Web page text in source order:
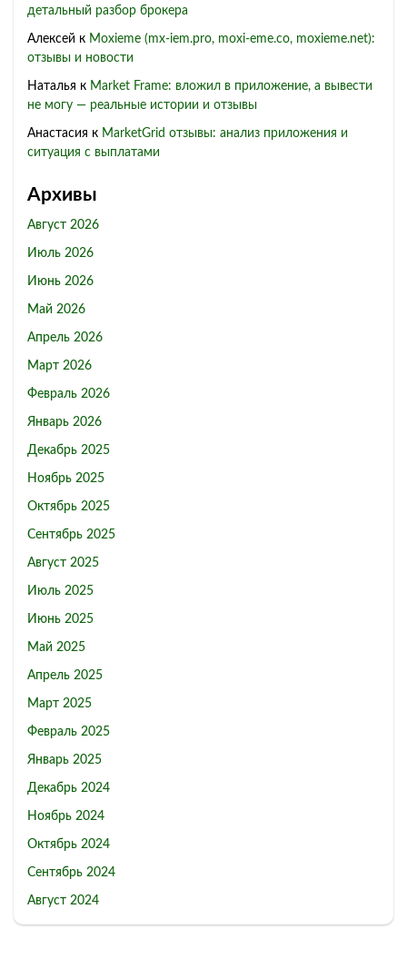
детальный разбор брокера
Алексей к Moxieme (mx-iem.pro, moxi-eme.co, moxieme.net):
отзывы и новости
Наталья к Market Frame: вложил в приложение, а вывести
не могу — реальные истории и отзывы
Анастасия к MarketGrid отзывы: анализ приложения и
ситуация с выплатами
Архивы
Август 2026
Июль 2026
Июнь 2026
Май 2026
Апрель 2026
Март 2026
Февраль 2026
Январь 2026
Декабрь 2025
Ноябрь 2025
Октябрь 2025
Сентябрь 2025
Август 2025
Июль 2025
Июнь 2025
Май 2025
Апрель 2025
Март 2025
Февраль 2025
Январь 2025
Декабрь 2024
Ноябрь 2024
Октябрь 2024
Сентябрь 2024
Август 2024